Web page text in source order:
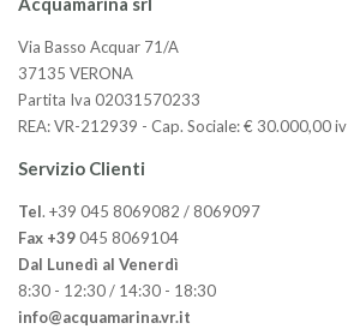
Via Basso Acquar 71/A
37135 VERONA
Partita Iva 02031570233
REA: VR-212939 - Cap. Sociale: € 30.000,00 iv
Servizio Clienti
Tel. +39 045 8069082 / 8069097
Fax +39045 8069104
Dal Lunedì al Venerdì
8:30 - 12:30 / 14:30 - 18:30
info@acquamarina.vr.it